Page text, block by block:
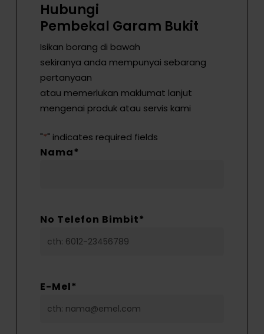
Hubungi
Pembekal Garam Bukit
Isikan borang di bawah
sekiranya anda mempunyai sebarang
pertanyaan
atau memerlukan maklumat lanjut
mengenai produk atau servis kami
"*" indicates required fields
Nama*
No Telefon Bimbit*
E-Mel*